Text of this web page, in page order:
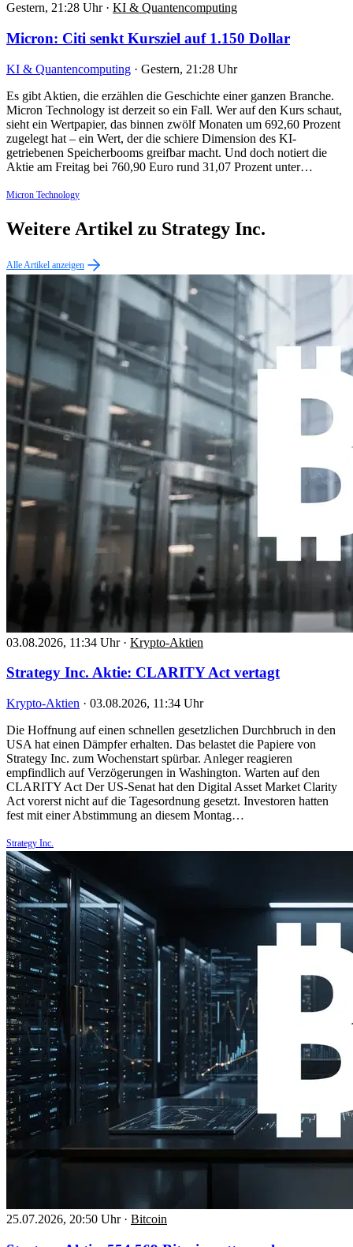
Gestern, 21:28 Uhr · KI & Quantencomputing
Micron: Citi senkt Kursziel auf 1.150 Dollar
KI & Quantencomputing · Gestern, 21:28 Uhr
Es gibt Aktien, die erzählen die Geschichte einer ganzen Branche.
Micron Technology ist derzeit so ein Fall. Wer auf den Kurs schaut,
sieht ein Wertpapier, das binnen zwölf Monaten um 692,60 Prozent
zugelegt hat – ein Wert, der die schiere Dimension des KI-
getriebenen Speicherbooms greifbar macht. Und doch notiert die
Aktie am Freitag bei 760,90 Euro rund 31,07 Prozent unter…
Micron Technology
Weitere Artikel zu Strategy Inc.
Alle Artikel anzeigen
03.08.2026, 11:34 Uhr · Krypto-Aktien
Strategy Inc. Aktie: CLARITY Act vertagt
Krypto-Aktien · 03.08.2026, 11:34 Uhr
Die Hoffnung auf einen schnellen gesetzlichen Durchbruch in den
USA hat einen Dämpfer erhalten. Das belastet die Papiere von
Strategy Inc. zum Wochenstart spürbar. Anleger reagieren
empfindlich auf Verzögerungen in Washington. Warten auf den
CLARITY Act Der US-Senat hat den Digital Asset Market Clarity
Act vorerst nicht auf die Tagesordnung gesetzt. Investoren hatten
fest mit einer Abstimmung an diesem Montag…
Strategy Inc.
25.07.2026, 20:50 Uhr · Bitcoin